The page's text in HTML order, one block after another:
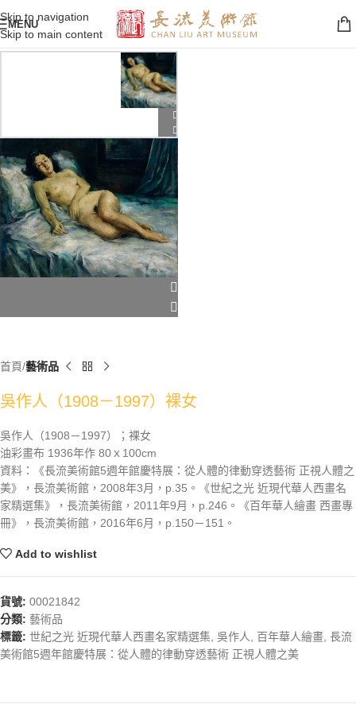
Skip to navigation
Skip to main content
MENU
首頁 藝術品
吳作人（1908－1997）裸女
吳作人（1908－1997）；裸女
油彩畫布 1936年作 80ｘ100cm
資料：《長流美術館5週年館慶特展：從人體的律動穿透藝術 正視人體之
美》，長流美術館，2008年3月，p.35。《世紀之光 近現代華人西畫名
家精選集》，長流美術館，2011年9月，p.246。《百年華人繪畫 西畫專
冊》，長流美術館，2016年6月，p.150－151。
Add to wishlist
貨號: 00021842
分類: 藝術品
標籤: 世紀之光 近現代華人西畫名家精選集, 吳作人, 百年華人繪畫, 長流
美術館5週年館慶特展：從人體的律動穿透藝術 正視人體之美